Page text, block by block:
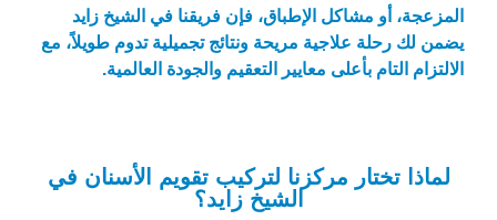
المزعجة، أو مشاكل الإطباق، فإن فريقنا في الشيخ زايد
يضمن لك رحلة علاجية مريحة ونتائج تجميلية تدوم طويلاً، مع
الالتزام التام بأعلى معايير التعقيم والجودة العالمية.
لماذا تختار مركزنا لتركيب تقويم الأسنان في
الشيخ زايد؟